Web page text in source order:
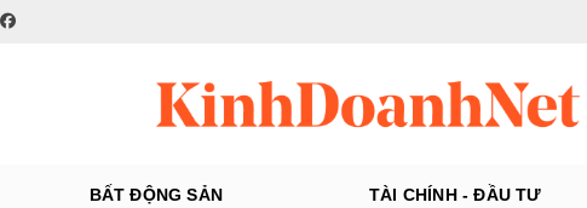
BẤT ĐỘNG SẢN TÀI CHÍNH - ĐẦU TƯ